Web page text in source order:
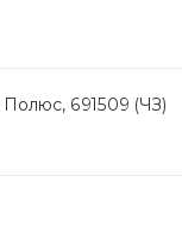
691509 (ЧЗ)